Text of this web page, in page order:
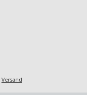
Versand